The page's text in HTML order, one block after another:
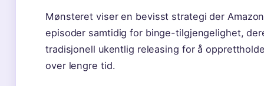
Mønsteret viser en bevisst strategi der
episoder samtidig for binge-tilgjengelighet,
tradisjonell ukentlig releasing for å
over lengre tid.